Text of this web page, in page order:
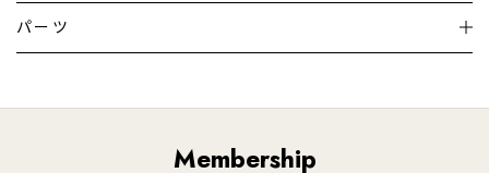
暖房機 掃除機
調理家電 生活家電
デスクライト
テレビ
パーツ
Membership